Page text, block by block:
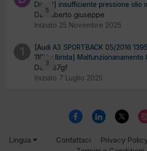
5
Diesel] insufficiente pressione olio
Da diliberto giuseppe
Iniziato 25 Novembre 2025
3
[Audi A3 SPORTBACK 05/2016
110Kw Ibrida] Malfunzionanamento
Da 1967gf
Iniziato 7 Luglio 2025
Lingua Contattaci Privacy